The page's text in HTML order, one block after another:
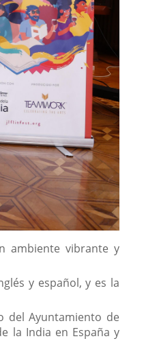
ambiente vibrante y
y español, y es la
del Ayuntamiento de
la India en España y